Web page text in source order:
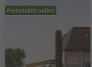
Prenotabile online